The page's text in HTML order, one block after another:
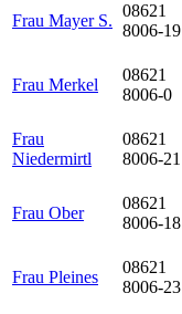
Frau Mayer S.
08621
8006-19
Frau Merkel
08621
8006-0
Frau
Niedermirtl
08621
8006-21
Frau Ober
08621
8006-18
Frau Pleines
08621
8006-23